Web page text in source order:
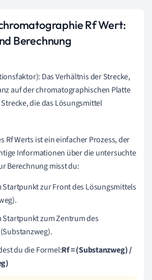
Rf Wert:
Berechnung
Das Verhältnis der Strecke,
auf der chromatographischen Platte
die das Lösungsmittel
Rf Werts ist ein einfacher Prozess, der
Informationen über die untersuchte
Berechnung misst du:
Startpunkt zur Front des Lösungsmittels
Startpunkt zum Zentrum des
du die Formel:Rf = (Substanzweg) /